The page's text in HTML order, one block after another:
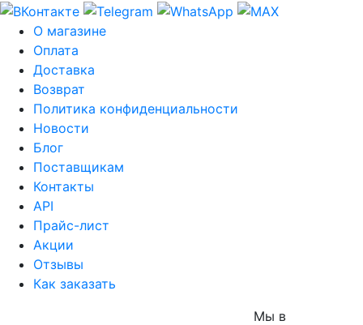
О магазине
Оплата
Доставка
Возврат
Политика конфиденциальности
Новости
Блог
Поставщикам
Контакты
API
Прайс-лист
Акции
Отзывы
Как заказать
Мы в